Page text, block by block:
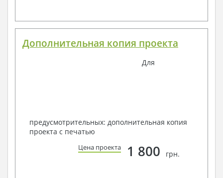
Дополнительная копия проекта
Для
предусмотрительных: дополнительная копия
проекта с печатью
Цена проекта 1 800 грн.